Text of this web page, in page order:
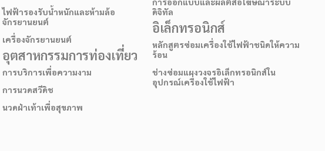
ไฟฟ้ารองรับน้ำหนักและห้ามล้อ
จักรยานยนต์
เครื่องจักรยานยนต์
อุตสาหกรรมการท่องเที่ยว
การบริการเพื่อความงาม
การนวดสวีดิช
นวดฝ่าเท้าเพื่อสุขภาพ
ดิจิทัล
อิเล็กทรอนิกส์
หลักสูตรซ่อมเครื่องใช้ไฟฟ้าชนิดให้ความ
ร้อน
ช่างซ่อมแผงวงจรอิเล็กทรอนิกส์ใน
อุปกรณ์เครื่องใช้ไฟฟ้า